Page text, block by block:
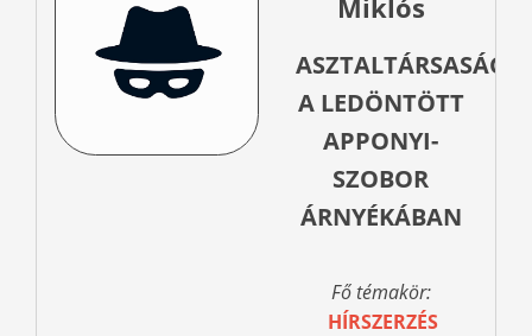
Miklós
ASZTALTÁRSASÁG
A LEDÖNTÖTT
APPONYI-
SZOBOR
ÁRNYÉKÁBAN
Fő témakör:
HÍRSZERZÉS